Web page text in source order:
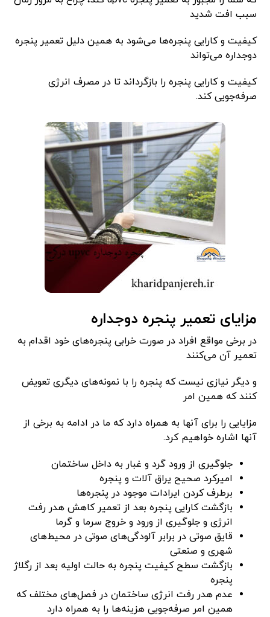
سبب افت شدید
کیفیت و کارایی پنجره‌ها می‌شود به همین دلیل تعمیر پنجره
دوجداره می‌تواند
کیفیت و کارایی پنجره را بازگرداند تا در مصرف انرژی
صرفه‌جویی کند.
مزایای تعمیر پنجره دوجداره
در برخی مواقع افراد در صورت خرابی پنجره‌های خود اقدام به
تعمیر آن می‌کنند
و دیگر نیازی نیست که پنجره را با نمونه‌های دیگری تعویض
کنند که همین امر
مزایایی را برای آنها به همراه دارد که ما در ادامه به برخی از
آنها اشاره خواهیم کرد.
جلوگیری از ورود گرد و غبار به داخل ساختمان
امیرکرد صحیح یراق آلات و پنجره
برطرف کردن ایرادات موجود در پنجره‌ها
بازگشت کارایی پنجره بعد از تعمیر کاهش هدر رفت
انرژی و جلوگیری از ورود و خروج سرما و گرما
قایق صوتی در برابر آلودگی‌های صوتی در محیط‌های
شهری و صنعتی
بازگشت سطح کیفیت پنجره به حالت اولیه بعد از رگلاژ
پنجره
عدم هدر رفت انرژی ساختمان در فصل‌های مختلف که
همین امر صرفه‌جویی هزینه‌ها را به همراه دارد